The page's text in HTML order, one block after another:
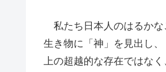
私たち日本人のはるかな
生き物に「神」を見出し
上の超越的な存在ではな